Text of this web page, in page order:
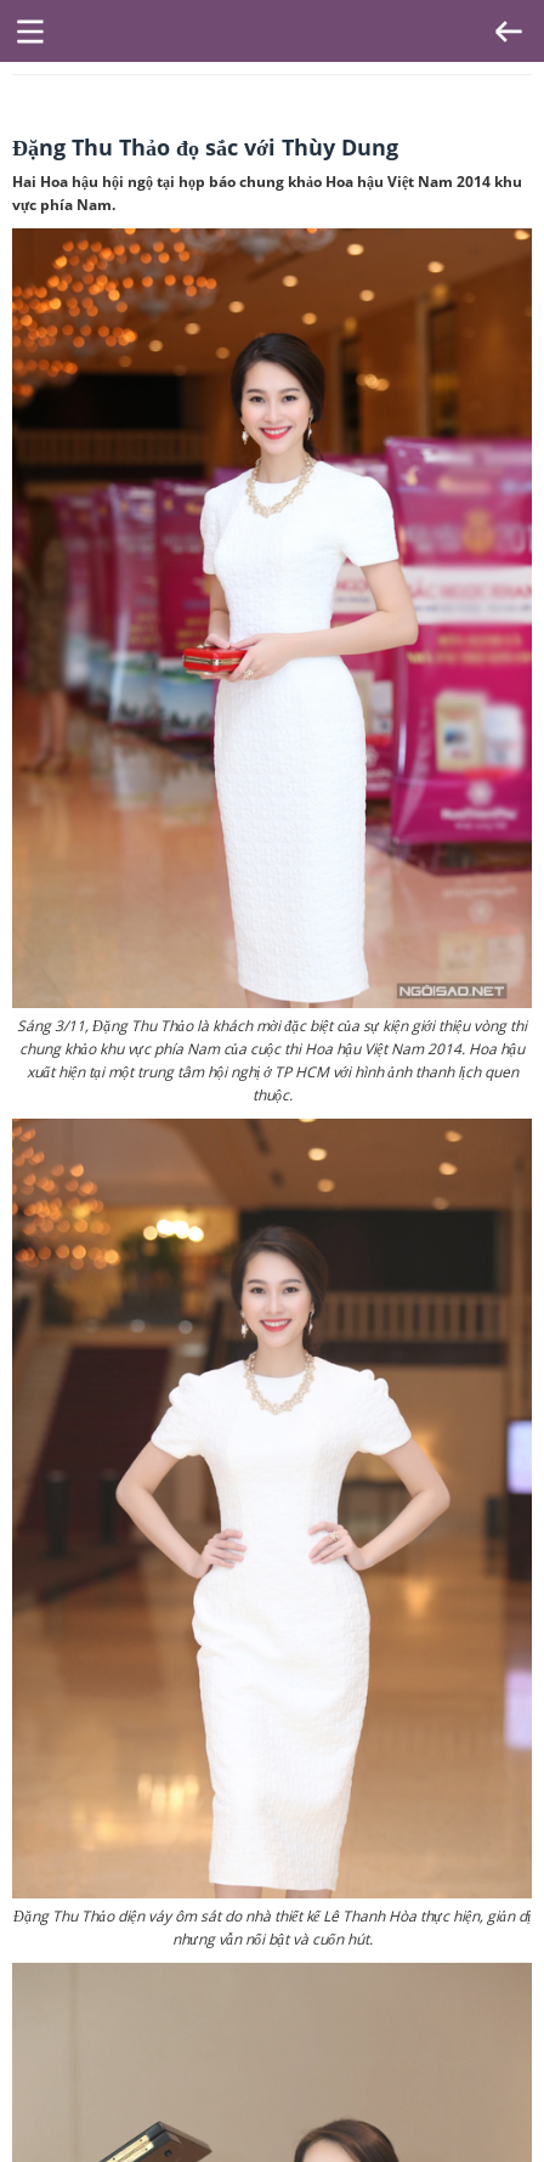
Đặng Thu Thảo đọ sắc với Thùy Dung
Hai Hoa hậu hội ngộ tại họp báo chung khảo Hoa hậu Việt Nam 2014 khu
vực phía Nam.
Sáng 3/11, Đặng Thu Thảo là khách mời đặc biệt của sự kiện giới thiệu vòng thi
chung khảo khu vực phía Nam của cuộc thi Hoa hậu Việt Nam 2014. Hoa hậu
xuất hiện tại một trung tâm hội nghị ở TP HCM với hình ảnh thanh lịch quen
thuộc.
Đặng Thu Thảo diện váy ôm sát do nhà thiết kế Lê Thanh Hòa thực hiện, giản dị
nhưng vẫn nổi bật và cuốn hút.